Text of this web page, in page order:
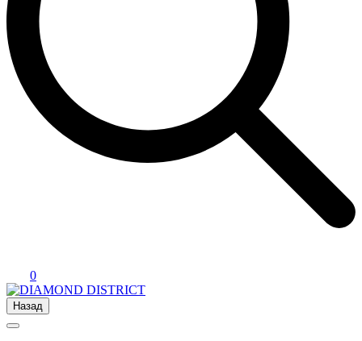
0
Назад